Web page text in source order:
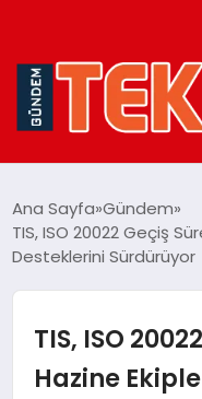
GÜNDEM
Ana Sayfa Gündem
TIS, ISO 20022 Geçiş
Desteklerini Sürdürüyor
TIS, ISO
Hazine